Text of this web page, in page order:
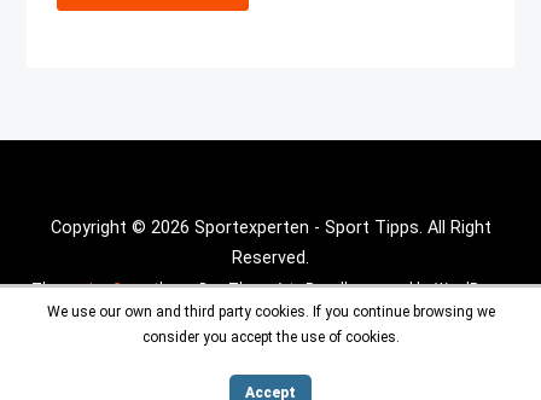
Copyright © 2026 Sportexperten - Sport Tipps. All Right
Reserved.
Theme :Inx Gametheme By aThemeArt - Proudly powered by WordPress.
We use our own and third party cookies. If you continue browsing we
consider you accept the use of cookies.
Accept